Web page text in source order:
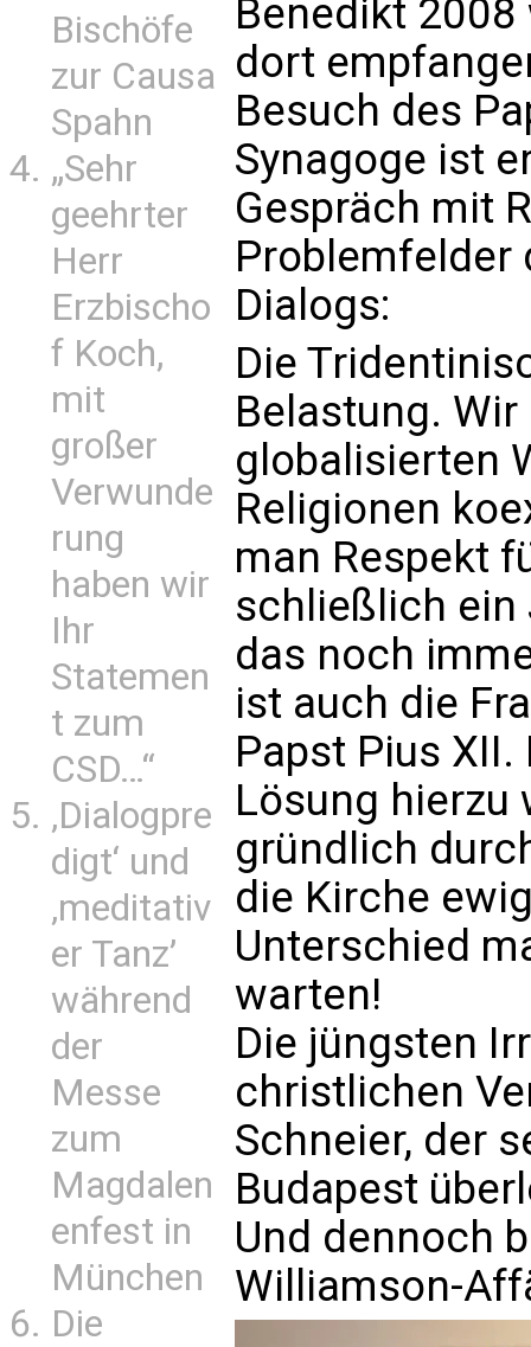
Bischöfe
zur Causa
Spahn
„Sehr
geehrter
Herr
Erzbischo
f Koch,
mit
großer
Verwunde
rung
haben wir
Ihr
Statemen
t zum
CSD…“
‚Dialogpre
digt‘ und
‚meditativ
er Tanz’
während
der
Messe
zum
Magdalen
enfest in
München
Die
Benedikt 2008
dort
Besuch des
Synagoge ist
Gespräch mit
Problemfelder
Dialogs:
Die
Belastung.
globalisierten
Religionen
man Respekt
schließlich ein
das noch
ist auch die
Papst Pius
Lösung hierzu
gründlich
die Kirche
Unterschied
warten!
Die jüngsten
christlichen
Schneier, der
Budapest
Und dennoch
Williamson-